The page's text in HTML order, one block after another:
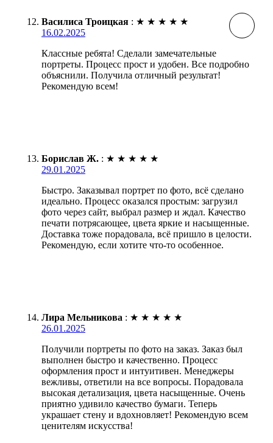
Василиса Троицкая : ★ ★ ★ ★ ★
16.02.2025
Классные ребята! Сделали замечательные
портреты. Процесс прост и удобен. Все подробно
объяснили. Получила отличный результат!
Рекомендую всем!
Борислав Ж. : ★ ★ ★ ★ ★
29.01.2025
Быстро. Заказывал портрет по фото, всё сделано
идеально. Процесс оказался простым: загрузил
фото через сайт, выбрал размер и ждал. Качество
печати потрясающее, цвета яркие и насыщенные.
Доставка тоже порадовала, всё пришло в целости.
Рекомендую, если хотите что-то особенное.
Лира Мельникова : ★ ★ ★ ★ ★
26.01.2025
Получили портреты по фото на заказ. Заказ был
выполнен быстро и качественно. Процесс
оформления прост и интуитивен. Менеджеры
вежливы, ответили на все вопросы. Порадовала
высокая детализация, цвета насыщенные. Очень
приятно удивило качество бумаги. Теперь
украшает стену и вдохновляет! Рекомендую всем
ценителям искусства!